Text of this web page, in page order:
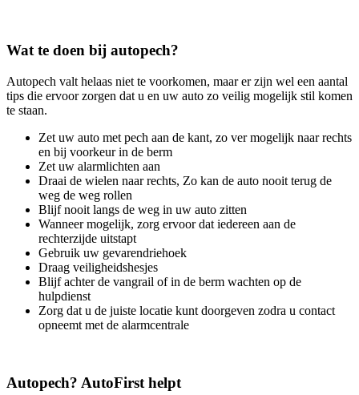
Wat te doen bij autopech?
Autopech valt helaas niet te voorkomen, maar er zijn wel een aantal
tips die ervoor zorgen dat u en uw auto zo veilig mogelijk stil komen
te staan.
Zet uw auto met pech aan de kant, zo ver mogelijk naar rechts
en bij voorkeur in de berm
Zet uw alarmlichten aan
Draai de wielen naar rechts, Zo kan de auto nooit terug de
weg de weg rollen
Blijf nooit langs de weg in uw auto zitten
Wanneer mogelijk, zorg ervoor dat iedereen aan de
rechterzijde uitstapt
Gebruik uw gevarendriehoek
Draag veiligheidshesjes
Blijf achter de vangrail of in de berm wachten op de
hulpdienst
Zorg dat u de juiste locatie kunt doorgeven zodra u contact
opneemt met de alarmcentrale
Autopech? AutoFirst helpt